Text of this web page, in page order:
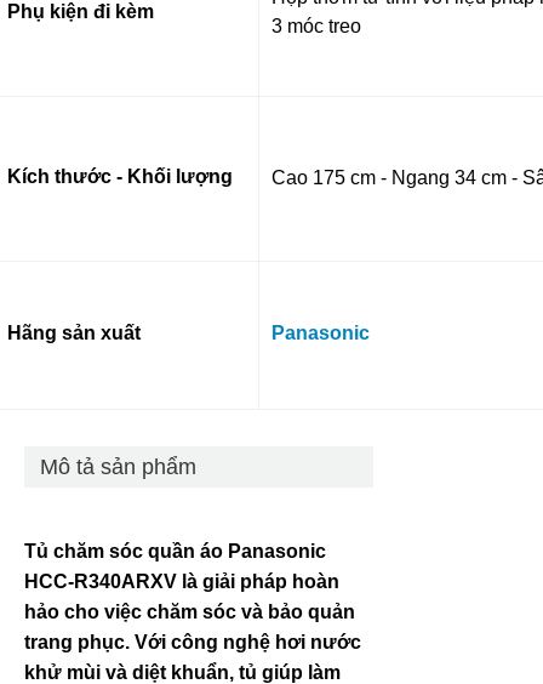
Phụ kiện đi kèm
3 móc treo
Kích thước - Khối lượng Cao 175 cm - Ngang 34 cm -
Hãng sản xuất Panasonic
Mô tả sản phẩm
Tủ chăm sóc quần áo Panasonic
HCC-R340ARXV là giải pháp hoàn
hảo cho việc chăm sóc và bảo quản
trang phục. Với công nghệ hơi nước
khử mùi và diệt khuẩn, tủ giúp làm